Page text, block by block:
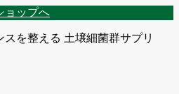
ョップへ
を整える 土壌細菌群サプリ